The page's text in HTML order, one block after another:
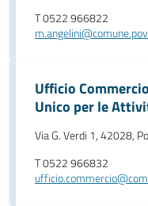
T 0522 966822
Ufficio
Unico per le
Via G. Verdi 1, 42028,
T 0522 966832